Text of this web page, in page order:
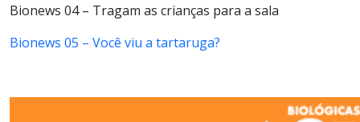
Bionews 04 – Tragam as crianças para a sala
Bionews 05 – Você viu a tartaruga?